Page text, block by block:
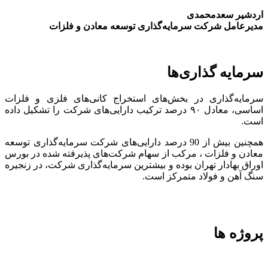
اردشیر سعدمحمدی
مدیرعامل شرکت سرمایه‌گذاری توسعه معادن و فلزات
سرمایه گذاری‌ها
سرمایه‌گذاری در بخش‌های استخراج کانی‌های فلزی و فلزات
اساسی، معادل ۹۰ درصد ترکیب دارایی‌های شرکت را تشکیل داده
است.
همچنین بیش از 90 درصد دارایی‌های شرکت سرمایه‌گذاری توسعه
معادن و فلزات ، مرکب از سهام شرکت‌های پذیرفته شده در بورس
اوراق بهادار تهران بوده و بیشترین سرمایه‌گذاری شرکت، در زنجیره
سنگ آهن و فولاد متمرکز است.
پروژه ها